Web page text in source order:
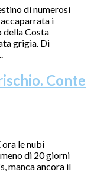
di numerosi
i
della Costa
grigia. Di
Conte
ora le nubi
di 20 giorni
manca ancora il